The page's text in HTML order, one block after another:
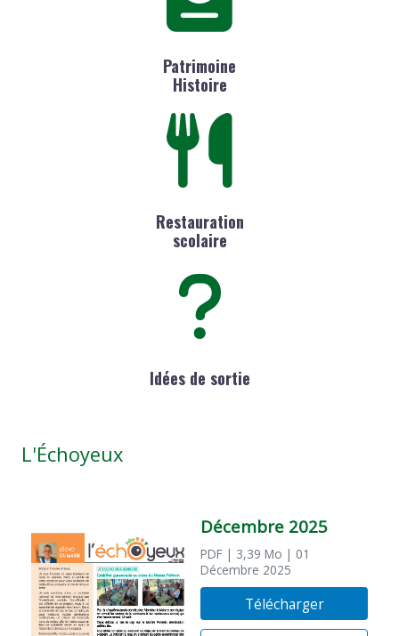
Patrimoine
Histoire
Restauration
scolaire
Idées de sortie
L'Échoyeux
Décembre 2025
PDF | 3,39 Mo | 01
Décembre 2025
Télécharger